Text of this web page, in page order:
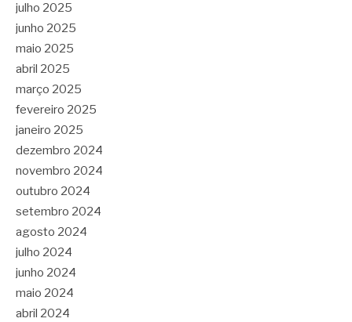
julho 2025
junho 2025
maio 2025
abril 2025
março 2025
fevereiro 2025
janeiro 2025
dezembro 2024
novembro 2024
outubro 2024
setembro 2024
agosto 2024
julho 2024
junho 2024
maio 2024
abril 2024